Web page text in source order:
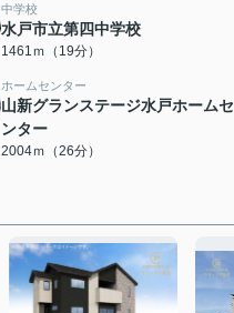
中学校
水戸市立第四中学校
1461ｍ（19分）
ホームセンター
山新グランステージ水戸ホームセ
ンター
2004ｍ（26分）